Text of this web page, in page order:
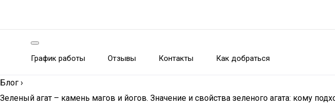
График работы Отзывы Контакты Как добраться
Блог ›
Зеленый агат – камень магов и йогов. Значение и свойства зеленого агата: кому